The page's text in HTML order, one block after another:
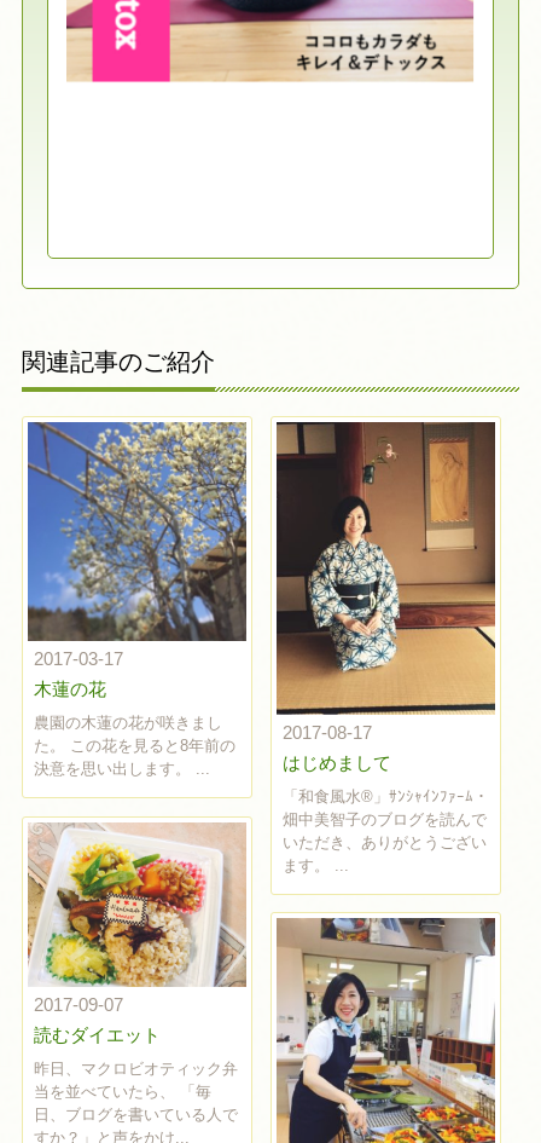
関連記事のご紹介
2017-03-17
木蓮の花
農園の木蓮の花が咲きまし
た。 この花を見ると8年前の
決意を思い出します。 ...
2017-08-17
はじめまして
「和食風水®」ｻﾝｼｬｲﾝﾌｧｰﾑ・
畑中美智子のブログを読んで
いただき、ありがとうござい
ます。 ...
2017-09-07
読むダイエット
昨日、マクロビオティック弁
当を並べていたら、 「毎
日、ブログを書いている人で
すか？」と声をかけ...